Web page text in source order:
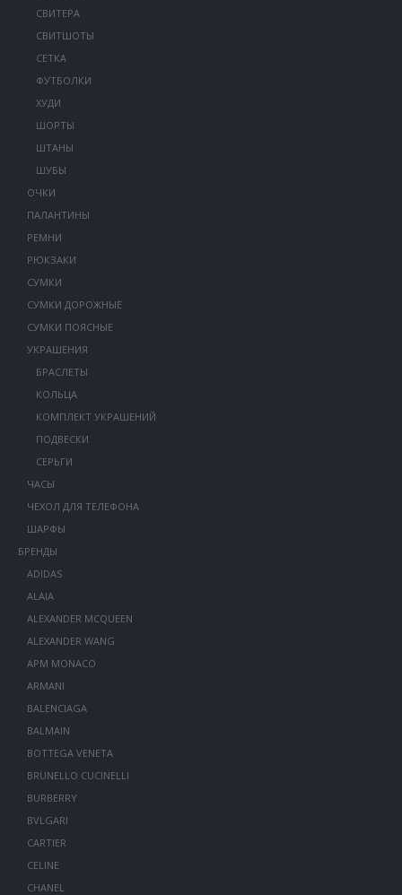
СВИТЕРА
СВИТШОТЫ
СЕТКА
ФУТБОЛКИ
ХУДИ
ШОРТЫ
ШТАНЫ
ШУБЫ
ОЧКИ
ПАЛАНТИНЫ
РЕМНИ
РЮКЗАКИ
СУМКИ
СУМКИ ДОРОЖНЫЕ
СУМКИ ПОЯСНЫЕ
УКРАШЕНИЯ
БРАСЛЕТЫ
КОЛЬЦА
КОМПЛЕКТ УКРАШЕНИЙ
ПОДВЕСКИ
СЕРЬГИ
ЧАСЫ
ЧЕХОЛ ДЛЯ ТЕЛЕФОНА
ШАРФЫ
БРЕНДЫ
ADIDAS
ALAIA
ALEXANDER MCQUEEN
ALEXANDER WANG
APM MONACO
ARMANI
BALENCIAGA
BALMAIN
BOTTEGA VENETA
BRUNELLO CUCINELLI
BURBERRY
BVLGARI
CARTIER
CELINE
CHANEL